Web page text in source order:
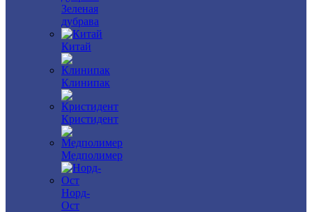
Зеленая
дубрава
Китай
Клинипак
Кристидент
Медполимер
Норд-
Ост